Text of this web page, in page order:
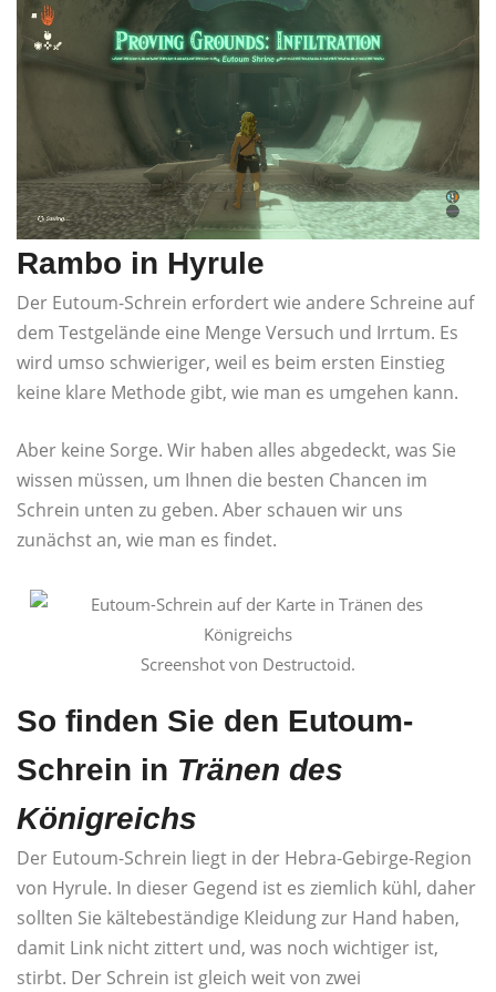
Rambo in Hyrule
Der Eutoum-Schrein erfordert wie andere Schreine auf
dem Testgelände eine Menge Versuch und Irrtum. Es
wird umso schwieriger, weil es beim ersten Einstieg
keine klare Methode gibt, wie man es umgehen kann.
Aber keine Sorge. Wir haben alles abgedeckt, was Sie
wissen müssen, um Ihnen die besten Chancen im
Schrein unten zu geben. Aber schauen wir uns
zunächst an, wie man es findet.
Screenshot von Destructoid.
So finden Sie den Eutoum-
Schrein in Tränen des
Königreichs
Der Eutoum-Schrein liegt in der Hebra-Gebirge-Region
von Hyrule. In dieser Gegend ist es ziemlich kühl, daher
sollten Sie kältebeständige Kleidung zur Hand haben,
damit Link nicht zittert und, was noch wichtiger ist,
stirbt. Der Schrein ist gleich weit von zwei